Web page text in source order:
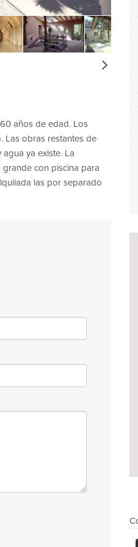
años de edad. Los
Las obras restantes de
ya existe. La
con piscina para
las por separado